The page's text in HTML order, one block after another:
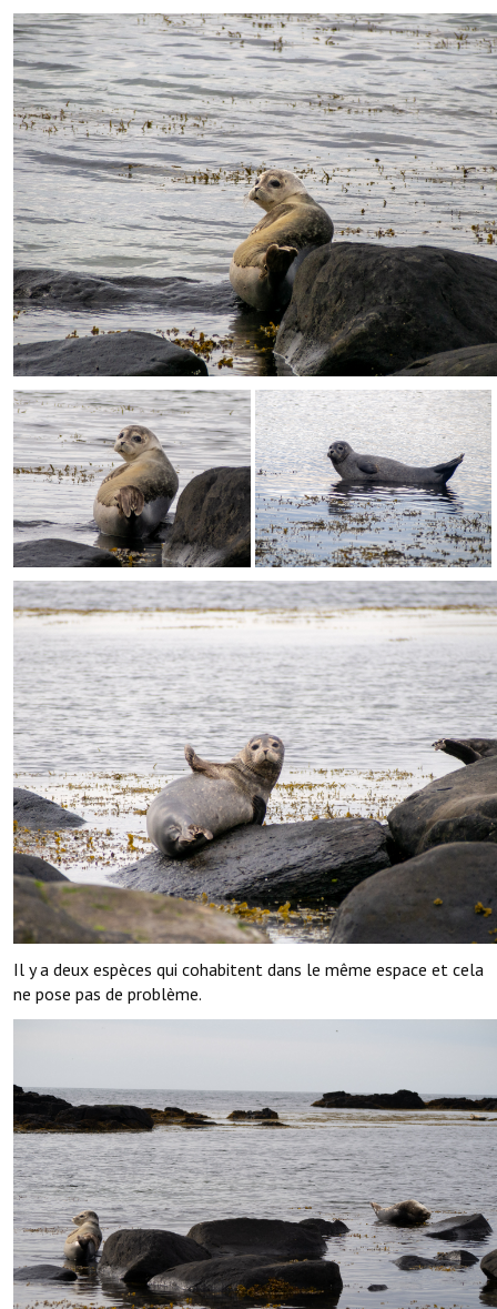
Il y a deux espèces qui cohabitent dans le même espace et cela
ne pose pas de problème.